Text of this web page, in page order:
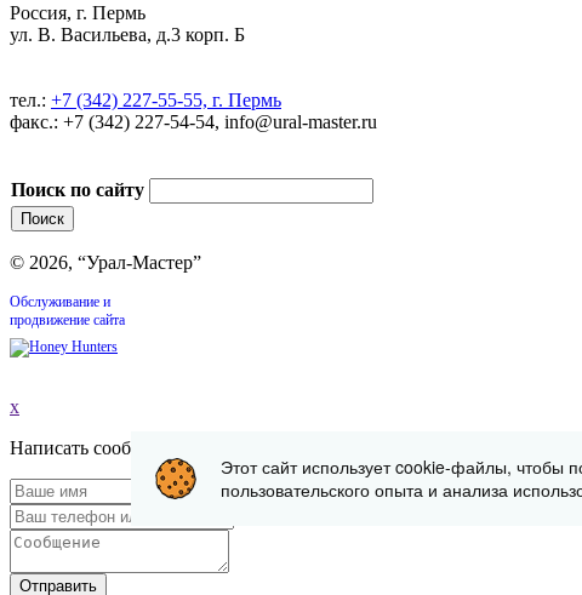
Россия, г. Пермь
ул. В. Васильева, д.3 корп. Б
тел.: +7 (342) 227-55-55, г. Пермь
факс.: +7 (342) 227-54-54, info@ural-master.ru
Поиск по сайту
© 2026, “Урал-Мастер”
Обслуживание и
продвижение сайта
x
Написать сообщение
Отправить
Этот сайт использует cookie-файлы, чтобы
пользовательского опыта и анализа